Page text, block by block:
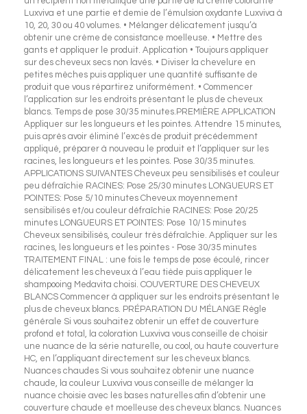
Luxviva et une partie et demie de l’émulsion oxydante Luxviva à
10, 20, 30 ou 40 volumes. • Mélanger délicatement jusqu’à
obtenir une crème de consistance moelleuse. • Mettre des
gants et appliquer le produit. Application • Toujours appliquer
sur des cheveux secs non lavés. • Diviser la chevelure en
petites mèches puis appliquer une quantité suffisante de
produit que vous répartirez uniformément. • Commencer
l’application sur les endroits présentant le plus de cheveux
blancs. Temps de pose 30/35 minutes.PREMIÈRE APPLICATION
Appliquer sur les longueurs et les pointes. Attendre 15 minutes,
puis après avoir éliminé l’excès de produit précédemment
appliqué, préparer à nouveau le produit et l’appliquer sur les
racines, les longueurs et les pointes. Pose 30/35 minutes.
APPLICATIONS SUIVANTES Cheveux peu sensibilisés et couleur
peu défraîchie RACINES: Pose 25/30 minutes LONGUEURS ET
POINTES: Pose 5/10 minutes Cheveux moyennement
sensibilisés et/ou couleur défraîchie RACINES: Pose 20/25
minutes LONGUEURS ET POINTES: Pose 10/15 minutes
Cheveux sensibilisés, couleur très défraîchie. Appliquer sur les
racines, les longueurs et les pointes - Pose 30/35 minutes
TRAITEMENT FINAL : une fois le temps de pose écoulé, rincer
délicatement les cheveux à l’eau tiède puis appliquer le
shampooing Medavita choisi. COUVERTURE DES CHEVEUX
BLANCS Commencer à appliquer sur les endroits présentant le
plus de cheveux blancs. PRÉPARATION DU MÉLANGE Règle
générale Si vous souhaitez obtenir un effet de couverture
profond et total, la coloration Luxviva vous conseille de choisir
une nuance de la série naturelle, ou cool, ou haute couverture
HC, en l’appliquant directement sur les cheveux blancs.
Nuances chaudes Si vous souhaitez obtenir une nuance
chaude, la couleur Luxviva vous conseille de mélanger la
nuance choisie avec les bases naturelles afin d’obtenir une
couverture chaude et moelleuse des cheveux blancs. Nuances